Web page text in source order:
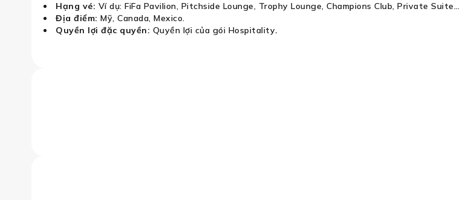
Hạng vé: Ví dụ: FiFa Pavilion, Pitchside Lounge, Trophy Lounge, Champions Club, Private Suite…
Địa điểm: Mỹ, Canada, Mexico.
Quyền lợi đặc quyền: Quyền lợi của gói Hospitality.